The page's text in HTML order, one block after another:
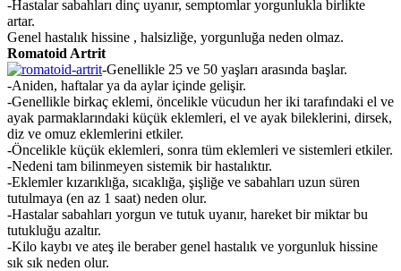
-Hastalar sabahları dinç uyanır, semptomlar yorgunlukla birlikte
artar.
Genel hastalık hissine , halsizliğe, yorgunluğa neden olmaz.
Romatoid Artrit
-Genellikle 25 ve 50 yaşları arasında başlar.
-Aniden, haftalar ya da aylar içinde gelişir.
-Genellikle birkaç eklemi, öncelikle vücudun her iki tarafındaki el ve
ayak parmaklarındaki küçük eklemleri, el ve ayak bileklerini, dirsek,
diz ve omuz eklemlerini etkiler.
-Öncelikle küçük eklemleri, sonra tüm eklemleri ve sistemleri etkiler.
-Nedeni tam bilinmeyen sistemik bir hastalıktır.
-Eklemler kızarıklığa, sıcaklığa, şişliğe ve sabahları uzun süren
tutulmaya (en az 1 saat) neden olur.
-Hastalar sabahları yorgun ve tutuk uyanır, hareket bir miktar bu
tutukluğu azaltır.
-Kilo kaybı ve ateş ile beraber genel hastalık ve yorgunluk hissine
sık sık neden olur.